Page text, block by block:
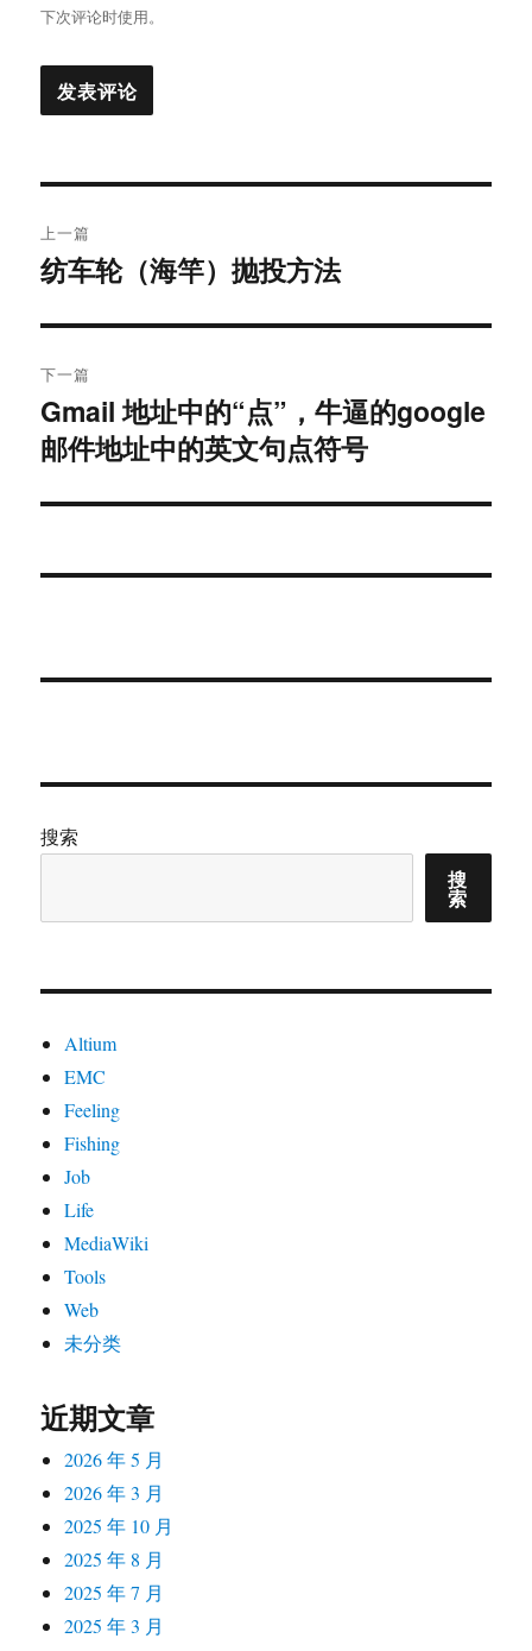
下次评论时使用。
章
航
上一篇
上
文
章：
纺车轮（海竿）抛投方法
下一篇
下
篇
章：
Gmail 地址中的“点”，牛逼的google
邮件地址中的英文句点符号
搜索
搜
索
Altium
EMC
Feeling
Fishing
Job
Life
MediaWiki
Tools
Web
未分类
近期文章
2026 年 5 月
2026 年 3 月
2025 年 10 月
2025 年 8 月
2025 年 7 月
2025 年 3 月